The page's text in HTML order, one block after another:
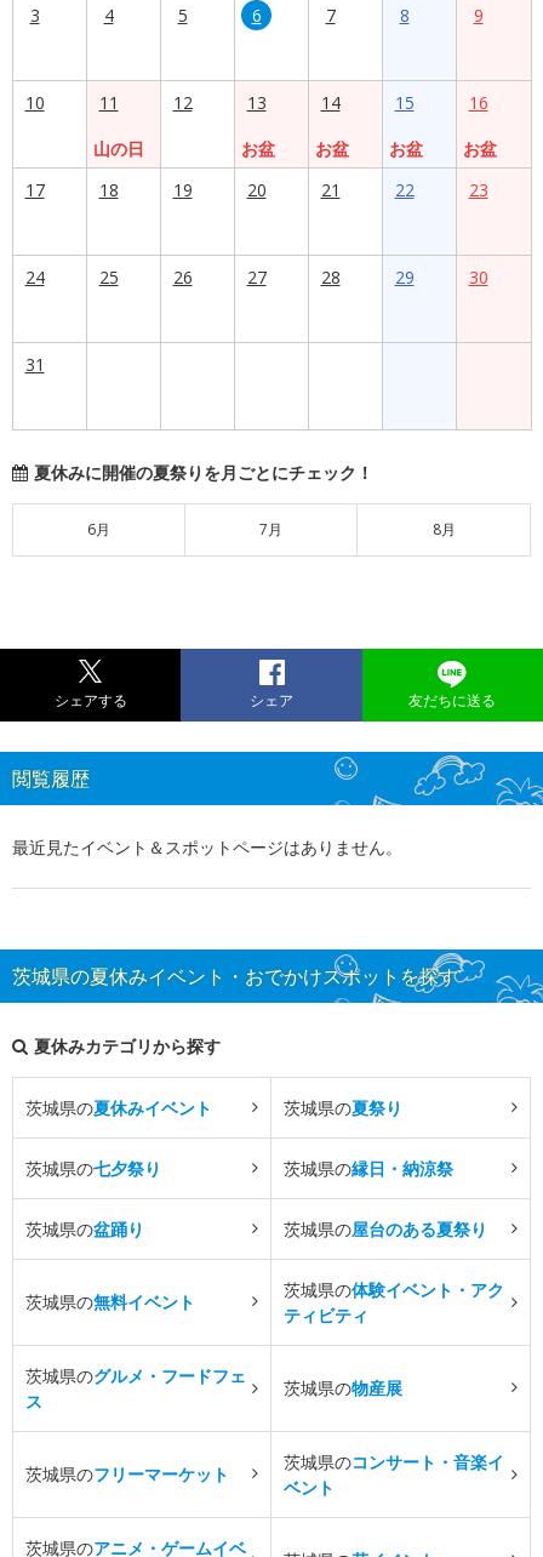
3 4 5 6 7 8 9
10
11
山の日
12
13
お盆
14
お盆
15
お盆
16
お盆
17
18 19 20 21 22 23
24 25 26 27 28 29 30
31
夏休みに開催の夏祭りを月ごとにチェック！
6月 7月 8月
シェアする シェア 友だちに送る
閲覧履歴
最近見たイベント＆スポットページはありません。
茨城県の夏休みイベント・おでかけスポットを探す
夏休みカテゴリから探す
茨城県の夏休みイベント 茨城県の夏祭り
茨城県の七夕祭り 茨城県の縁日・納涼祭
茨城県の盆踊り 茨城県の屋台のある夏祭り
茨城県の無料イベント
茨城県の体験イベント・アク
ティビティ
茨城県のグルメ・フードフェ
ス
茨城県の物産展
茨城県のフリーマーケット
茨城県のコンサート・音楽イ
ベント
茨城県のアニメ・ゲームイベ